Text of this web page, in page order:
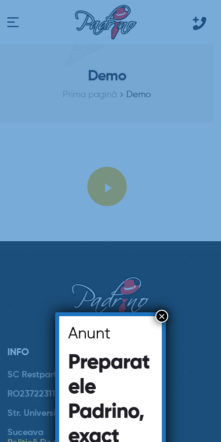
Demo
Prima pagină Demo
INFO
SC Restpartner SRL J33/694/2008
RO23722311
Str. Universitatii 15
Suceava
Anunt
Preparat
ele
Padrino,
exact
×